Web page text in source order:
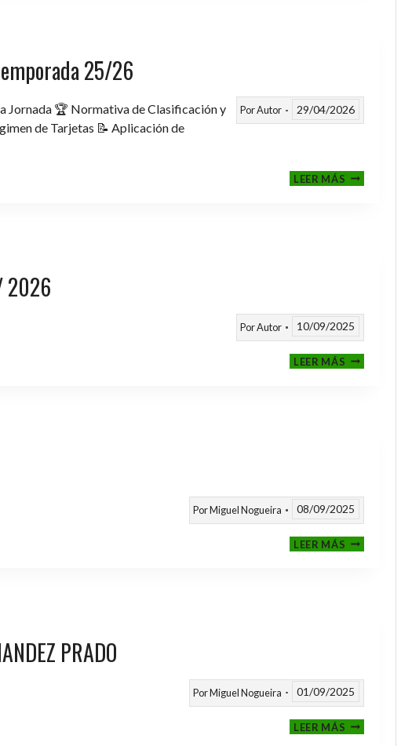
25/26
PorAutor 29/04/2026
Jornada 🏆 Normativa de Clasificación y
de Tarjetas 📝 Aplicación de
LEER MÁSFASE
2026
PorAutor 10/09/2025
LEER MÁSCALENDARIO
TEMPORADA
PorMiguel Nogueira 08/09/2025
LEER MÁSIII
MEMORIAL
PRADO
PorMiguel Nogueira 01/09/2025
LEER MÁSVI
MEMORIAL